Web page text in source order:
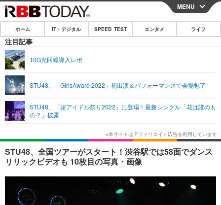
CLOSE
ホーム
IT・デジタル
ショッピング その他
SPEED TEST
エンタメ
エンタメTOP
韓国・芸能
音楽 スポーツ
ライフ
ライフTOP グルメ
ペット ショッピング
その他
リリース一覧
プッシュ通知の停止方法
MENU
ホーム IT・デジタル SPEED TEST エンタメ ライフ
注目記事
10G光回線導入レポ
STU48、「GirlsAward 2022」初出演＆パフォーマンスで会場魅了
STU48、「超アイドル祭り2022」に登場！最新シングル「花は誰のも
の？」披露
STU48、全国ツアーがスタート！渋谷駅では58面でダンス
リリックビデオも 10枚目の写真・画像